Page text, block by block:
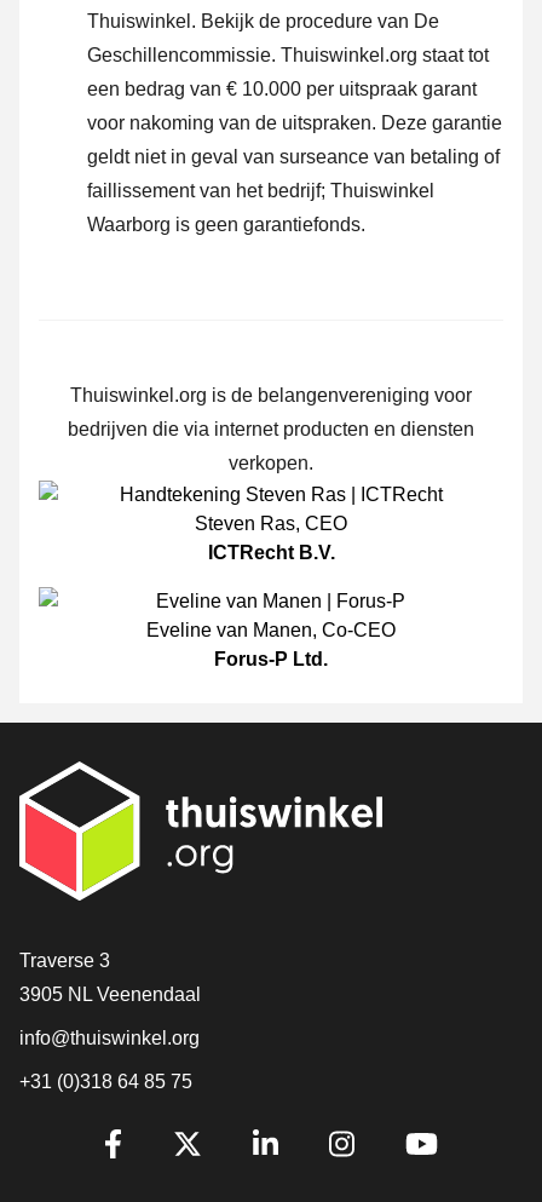
Thuiswinkel. Bekijk de procedure van De
Geschillencommissie. Thuiswinkel.org staat tot
een bedrag van € 10.000 per uitspraak garant
voor nakoming van de uitspraken. Deze garantie
geldt niet in geval van surseance van betaling of
faillissement van het bedrijf; Thuiswinkel
Waarborg is geen garantiefonds.
Thuiswinkel.org is de belangenvereniging voor
bedrijven die via internet producten en diensten
verkopen.
Steven Ras, CEO
ICTRecht B.V.
Eveline van Manen, Co-CEO
Forus-P Ltd.
Contact
Traverse 3
3905 NL Veenendaal
info@thuiswinkel.org
+31 (0)318 64 85 75
Volg je ons al?